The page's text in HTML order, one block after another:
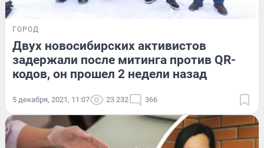
ГОРОД
Двух новосибирских активистов
задержали после митинга против QR-
кодов, он прошел 2 недели назад
5 декабря, 2021, 11:07 23 232 366